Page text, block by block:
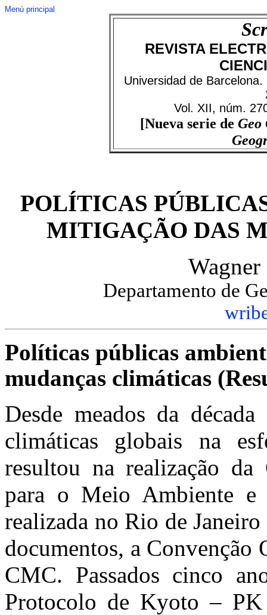
Menú principal
REVISTA
Universidad de
Vol. XII, núm.
[Nueva serie de Geo
POLÍTICAS
MITIGAÇÃO DAS
Departamento de
Políticas públicas
mudanças climáticas
Desde meados da
climáticas globais na
resultou na realização da
para o Meio Ambiente e
realizada no Rio de
documentos, a Convenção
CMC. Passados cinco
Protocolo de Kyoto –